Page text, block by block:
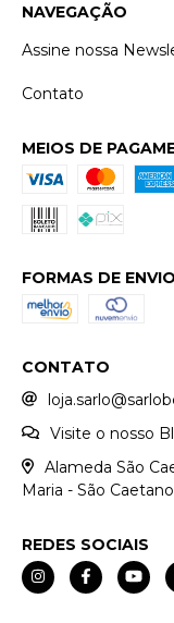
NAVEGAÇÃO
Assine nossa
Contato
MEIOS DE
FORMAS DE ENVIO
CONTATO
Visite o nosso
Alameda São
Maria - São
REDES SOCIAIS